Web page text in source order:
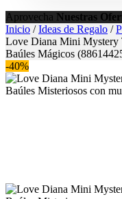
Aprovecha Nuestras
Inicio /Ideas de Regalo /
Love Diana Mini Mystery
Baúles Mágicos
-40%